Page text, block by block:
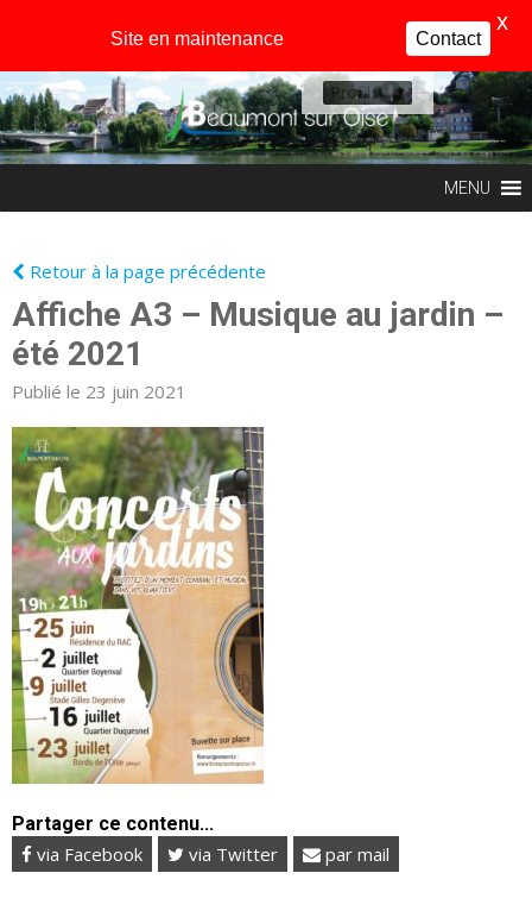
Profil
MENU
Retour à la page précédente
Affiche A3 – Musique au jardin –
été 2021
Publié le 23 juin 2021
Partager ce contenu...
via Facebook via Twitter par mail
Site en maintenance Contact
X